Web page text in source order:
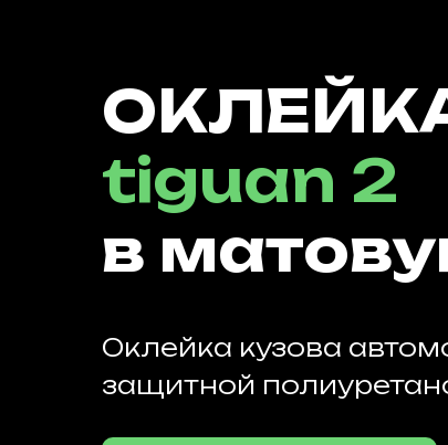
tiguan 2
в
Оклейка кузова
защитной